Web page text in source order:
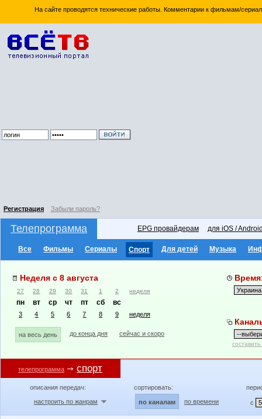
На сайте проводятся технические работы. Комментарии к фильмам/
Регистрация Забыли пароль?
Телепрограмма EPG провайдерам для iOS /
Все Фильмы Сериалы Спорт Для детей Музыка
Неделя с 8 августа
27 28 29 30 31 1 2 неделя
пн вт ср чт пт сб вс
3 4 5 6 7 8 9 неделя
на весь день до конца дня сейчас и скоро
телепрограмма спорт
описания передач:
настроить по жанрам
сортировать:
по каналам по времени с